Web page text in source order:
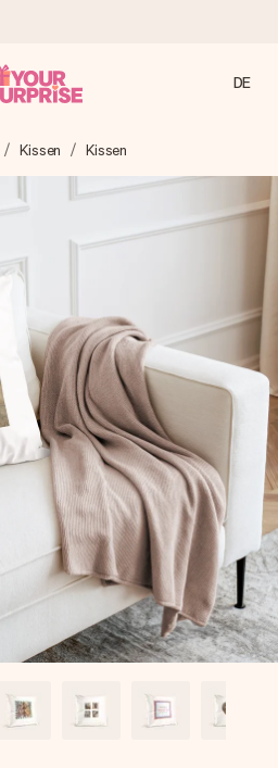
sorgfältig vor und schicken es
genau zum richtigen Zeitpunkt
es am meisten zählt.
Bewertungen)
Kunden bewerten uns mit
aller Länder, in
im Handumdrehen
in wenigen Schritten – mit
oder einer Nachricht von
pure Liebe für den perfekten
DE
Kissen Kissen